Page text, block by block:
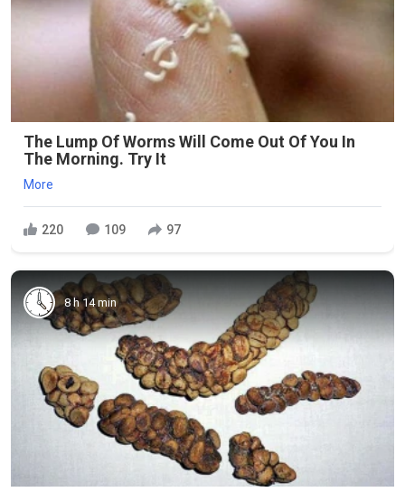
The Lump Of Worms Will Come Out Of You In
The Morning. Try It
More
220 109 97
8 h 14 min